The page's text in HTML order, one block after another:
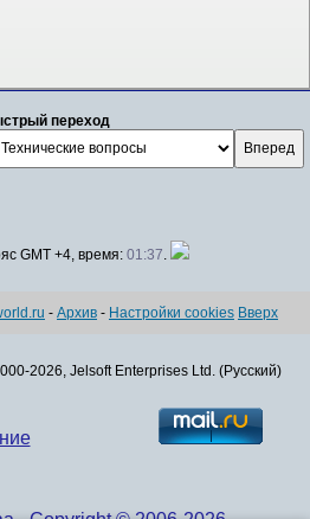
переход
GMT +4, время: 01:37.
- Архив - Настройки cookies Вверх
2026, Jelsoft Enterprises Ltd. (Русский)